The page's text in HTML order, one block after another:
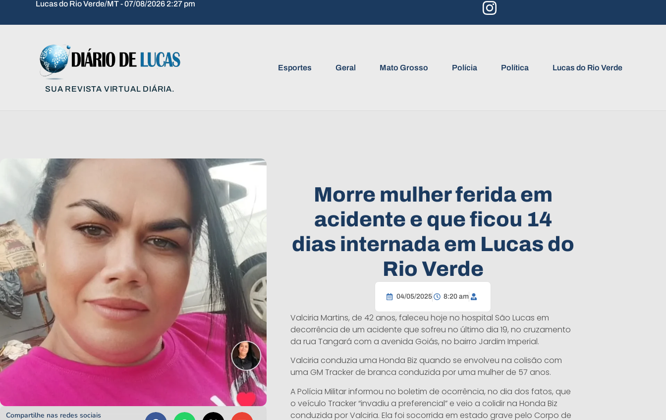
Lucas do Rio Verde/MT - 07/08/2026 2:27 pm
SUA REVISTA VIRTUAL DIÁRIA.
Esportes Geral Mato Grosso Polícia Política Lucas do Rio Verde
Compartilhe nas redes sociais
Morre mulher ferida em
acidente e que ficou 14
dias internada em Lucas do
Rio Verde
04/05/2025 8:20 am
Valciria Martins, de 42 anos, faleceu hoje no hospital São Lucas em
decorrência de um acidente que sofreu no último dia 19, no cruzamento
da rua Tangará com a avenida Goiás, no bairro Jardim Imperial.
Valciria conduzia uma Honda Biz quando se envolveu na colisão com
uma GM Tracker de branca conduzida por uma mulher de 57 anos.
A Polícia Militar informou no boletim de ocorrência, no dia dos fatos, que
o veículo Tracker “invadiu a preferencial” e veio a colidir na Honda Biz
conduzida por Valciria. Ela foi socorrida em estado grave pelo Corpo de